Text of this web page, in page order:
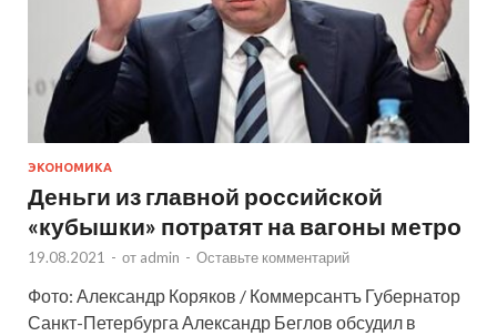
ЭКОНОМИКА
Деньги из главной российской
«кубышки» потратят на вагоны метро
19.08.2021 - от admin - Оставьте комментарий
Фото: Александр Коряков / Коммерсантъ Губернатор
Санкт-Петербурга Александр Беглов обсудил в